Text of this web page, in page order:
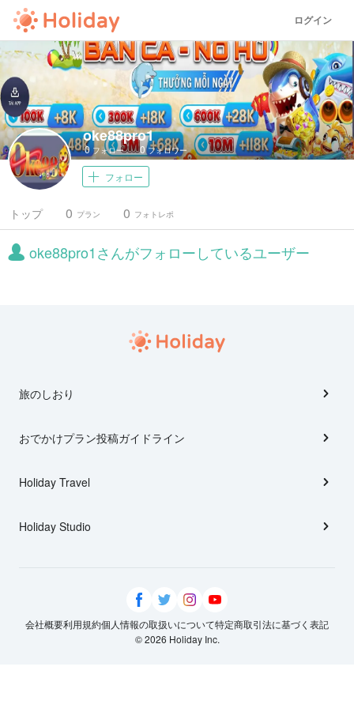
ログイン
oke88pro1
0フォロー 0フォロワー
フォロー
トップ プラン
0 フォトレポ
0
oke88pro1さんがフォローしているユーザー
旅のしおり
おでかけプラン投稿ガイドライン
Holiday Travel
Holiday Studio
会社概要利用規約個人情報の取扱いについて特定商取引法に基づく表記
© 2026 Holiday Inc.